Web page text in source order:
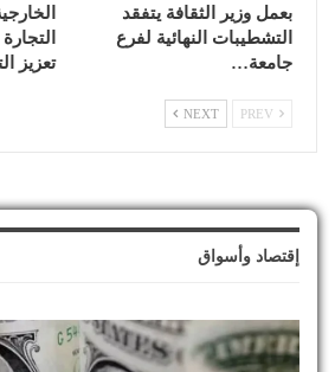
بعمل وزير الثقافة يتفقد
التشطيبات النهائية لفرع
جامعة…
تعزيز
NEXT
إقتصاد وأسواق